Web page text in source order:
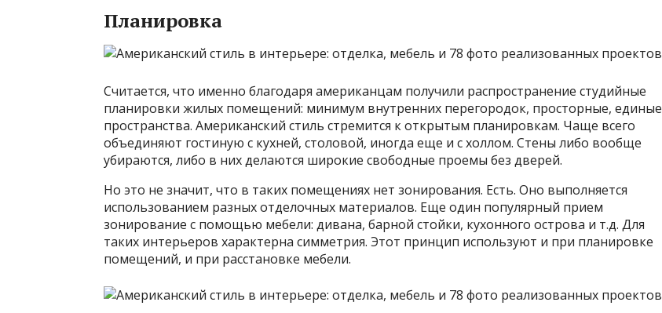
Планировка
Считается, что именно благодаря американцам получили распространение студийные
планировки жилых помещений: минимум внутренних перегородок, просторные, единые
пространства. Американский стиль стремится к открытым планировкам. Чаще всего
объединяют гостиную с кухней, столовой, иногда еще и с холлом. Стены либо вообще
убираются, либо в них делаются широкие свободные проемы без дверей.
Но это не значит, что в таких помещениях нет зонирования. Есть. Оно выполняется
использованием разных отделочных материалов. Еще один популярный прием
зонирование с помощью мебели: дивана, барной стойки, кухонного острова и т.д. Для
таких интерьеров характерна симметрия. Этот принцип используют и при планировке
помещений, и при расстановке мебели.